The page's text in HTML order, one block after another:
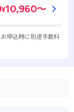
¥10,960～
申込時に別途手数料